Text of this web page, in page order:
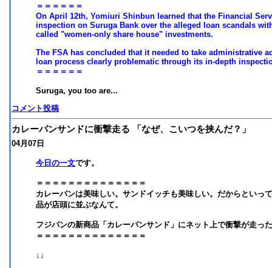
＝＝＝＝＝＝
On April 12th, Yomiuri Shinbun learned that the Financial
inspection on Suruga Bank over the alleged loan scandals
called "women-only share house" investments.
The FSA has concluded that it needed to take administrative
loan process clearly problematic through its in-depth
＝＝＝＝＝＝
Suruga, you too are...
コメント投稿
カレーパンサンドに衝撃走る 「なぜ、こいつを挟んだ？」
04月07日
今日の一文です。
＝＝＝＝＝＝＝＝＝＝＝＝＝＝
カレーパンは美味しい。サンドイッチも美味しい。だからといっ
品が店頭に並ぶなんて。
フジパンの新商品「カレーパンサンド」にネット上で衝撃が走っ
＝＝＝＝＝＝＝＝＝＝＝＝＝＝
↓↓